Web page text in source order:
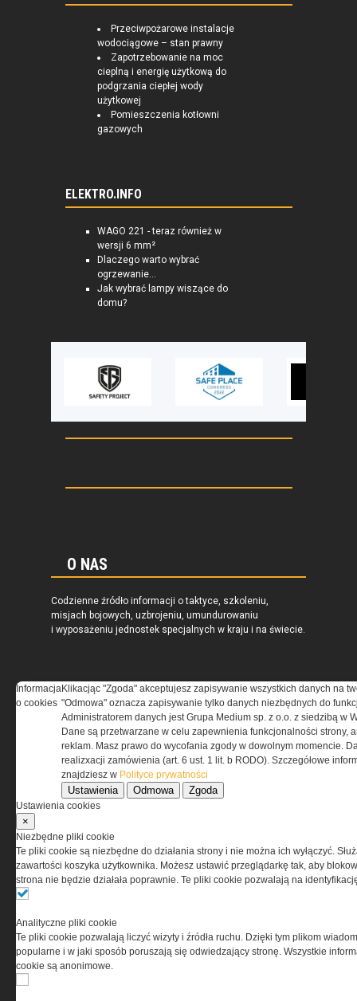
Przeciwpożarowe instalacje
wodociągowe – stan prawny
Zapotrzebowanie na moc
cieplną i energię użytkową do
podgrzania ciepłej wody
użytkowej
Pomieszczenia kotłowni
gazowych
ELEKTRO.INFO
WAGO 221 - teraz również w
wersji 6 mm²
Dlaczego warto wybrać
ogrzewanie...
Jak wybrać lampy wiszące do
domu?
O NAS
Codzienne źródło informacji o taktyce, szkoleniu,
misjach bojowych, uzbrojeniu, umundurowaniu
i wyposażeniu jednostek specjalnych w kraju i na świecie.
REGULAMIN
Regulamin określa zasady korzystania z portalu
www.special-ops.pl
Korzystanie z portalu jest równoznaczne
przez Grupa MEDIUM Spółka z ograniczoną
odpowiedzialnością Spółka komandytowa, nr KRS:
0000537655, NIP 1132860378, REGON 146393437
(zwana dalej Grupa MEDIUM) w postaci Regulaminu.
Informacja
o cookies
Klikacjąc "Zgoda" akceptujesz zapisywanie wszystkich danych na
"Odmowa" oznacza zapisywanie tylko danych niezbędnych do
Administratorem danych jest Grupa Medium sp. z o.o. z siedzibą w
Dane są przetwarzane w celu zapewnienia funkcjonalności strony,
reklam. Masz prawo do wycofania zgody w dowolnym momencie.
realizxacji zamówienia (art. 6 ust. 1 lit. b RODO). Szczegółowe
znajdziesz w Polityce prywatności
Ustawienia Odmowa Zgoda
Ustawienia cookies
×
Niezbędne pliki cookie
Te pliki cookie są niezbędne do działania strony i nie można ich wyłączyć.
zawartości koszyka użytkownika. Możesz ustawić przeglądarkę tak, aby
strona nie będzie działała poprawnie. Te pliki cookie pozwalają na
Analityczne pliki cookie
Te pliki cookie pozwalają liczyć wizyty i źródła ruchu. Dzięki tym plikom
popularne i w jaki sposób poruszają się odwiedzający stronę. Wszystkie
cookie są anonimowe.